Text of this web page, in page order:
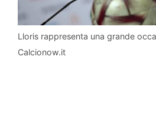
Lloris rappresenta una grande
Calcionow.it